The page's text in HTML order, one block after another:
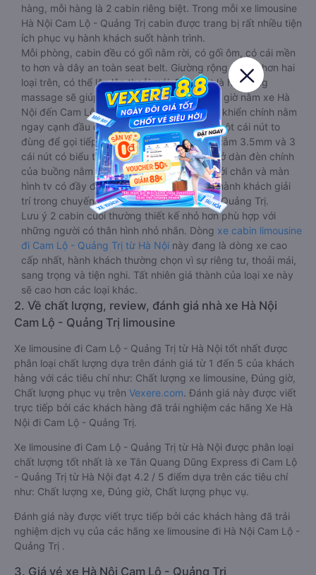
hàng, mỗi hàng là 2 cabin riêng biệt. Trong mỗi xe limousine
Hà Nội Cam Lộ - Quảng Trị cabin được trang bị rất nhiều tiện
ích phục vụ hành khách suốt hành trình.
Mỗi phòng, cabin đều có gối nằm rời, có gối ôm, có cái mền
to hơn và dây an toàn seat belt. Giường rộng và dài hơn hai
loại trên, có thể lăn lộn thoải mái. Đặc biệt là hệ thống
massage sẽ giúp bạn thư giãn trong những giờ nằm xe Hà
Nội đến Cam Lộ - Quảng Trị dài. Bảng điều khiển chính nằm
ngay cạnh đầu để tiện tay tuỳ chỉnh gồm: một cái nút to
đùng để gọi tiếp viên, 2 cổng USB , 1 jack cắm 3.5mm và 3
cái nút có biểu tượng nguồn dùng để tắt/mở dàn đèn chính
của buồng nằm chạy dọc trên đầu, đèn dưới chân và màn
hình tv có đầy đủ phim chuẩn HD phục vụ hành khách giải
trí trong chuyến đi từ Hà Nội đến Cam Lộ - Quảng Trị.
Lưu ý 2 cabin cuối thường thiết kế nhỏ hơn phù hợp với
những người có thân hình nhỏ nhắn. Dòng xe cabin limousine
đi Cam Lộ - Quảng Trị từ Hà Nội này đang là dòng xe cao
cấp nhất, hành khách thường chọn vì sự riêng tư, thoải mái,
sang trọng và tiện nghi. Tất nhiên giá thành của loại xe này
sẽ cao hơn các loại khác.
2. Về chất lượng, review, đánh giá nhà xe Hà Nội
Cam Lộ - Quảng Trị limousine
Xe limousine đi Cam Lộ - Quảng Trị từ Hà Nội tốt nhất được
phân loại chất lượng dựa trên đánh giá từ 1 đến 5 của khách
hàng với các tiêu chí như: Chất lượng xe limousine, Đúng giờ,
Chất lượng phục vụ trên Vexere.com. Đánh giá này được viết
trực tiếp bởi các khách hàng đã trải nghiệm các hãng Xe Hà
Nội đi Cam Lộ - Quảng Trị.
Xe limousine đi Cam Lộ - Quảng Trị từ Hà Nội được phân loại
chất lượng tốt nhất là xe Tân Quang Dũng Express đi Cam Lộ
- Quảng Trị từ Hà Nội đạt 4.2 / 5 điểm dựa trên các tiêu chí
như: Chất lượng xe, Đúng giờ, Chất lượng phục vụ.
Đánh giá này được viết trực tiếp bởi các khách hàng đã trải
nghiệm dịch vụ của các hãng xe limousine đi Hà Nội Cam Lộ -
Quảng Trị .
3. Giá vé xe Hà Nội Cam Lộ - Quảng Trị